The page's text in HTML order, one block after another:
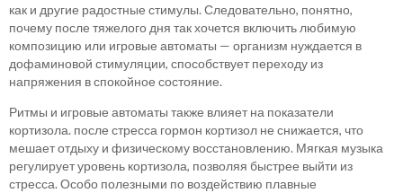
как и другие радостные стимулы. Следовательно, понятно,
почему после тяжелого дня так хочется включить любимую
композицию или игровые автоматы — организм нуждается в
дофаминовой стимуляции, способствует переходу из
напряжения в спокойное состояние.
Ритмы и игровые автоматы также влияет на показатели
кортизола. после стресса гормон кортизол не снижается, что
мешает отдыху и физическому восстановлению. Мягкая музыка
регулирует уровень кортизола, позволяя быстрее выйти из
стресса. Особо полезными по воздействию плавные